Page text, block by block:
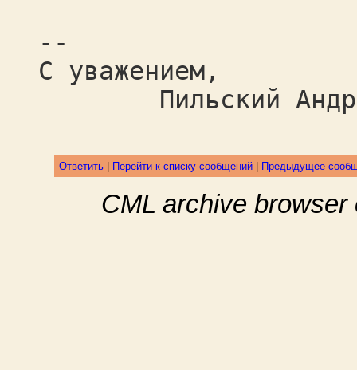
--
С уважением,
Пильский Андрей
Ответить| Перейти к списку сообщений| Предыдущее
CML archive